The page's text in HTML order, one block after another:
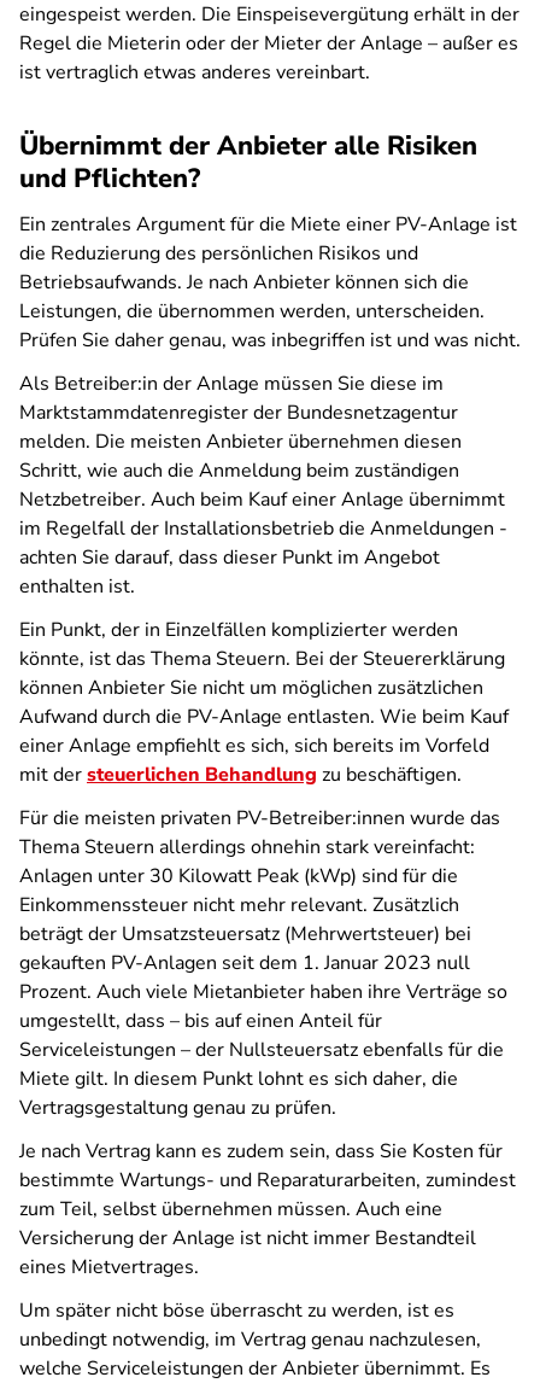
eingespeist werden. Die Einspeisevergütung erhält in der
Regel die Mieterin oder der Mieter der Anlage – außer es
ist vertraglich etwas anderes vereinbart.
Übernimmt der Anbieter alle Risiken
und Pflichten?
Ein zentrales Argument für die Miete einer PV-Anlage ist
die Reduzierung des persönlichen Risikos und
Betriebsaufwands. Je nach Anbieter können sich die
Leistungen, die übernommen werden, unterscheiden.
Prüfen Sie daher genau, was inbegriffen ist und was nicht.
Als Betreiber:in der Anlage müssen Sie diese im
Marktstammdatenregister der Bundesnetzagentur
melden. Die meisten Anbieter übernehmen diesen
Schritt, wie auch die Anmeldung beim zuständigen
Netzbetreiber. Auch beim Kauf einer Anlage übernimmt
im Regelfall der Installationsbetrieb die Anmeldungen -
achten Sie darauf, dass dieser Punkt im Angebot
enthalten ist.
Ein Punkt, der in Einzelfällen komplizierter werden
könnte, ist das Thema Steuern. Bei der Steuererklärung
können Anbieter Sie nicht um möglichen zusätzlichen
Aufwand durch die PV-Anlage entlasten. Wie beim Kauf
einer Anlage empfiehlt es sich, sich bereits im Vorfeld
mit dersteuerlichen Behandlung zu beschäftigen.
Für die meisten privaten PV-Betreiber:innen wurde das
Thema Steuern allerdings ohnehin stark vereinfacht:
Anlagen unter 30 Kilowatt Peak (kWp) sind für die
Einkommenssteuer nicht mehr relevant. Zusätzlich
beträgt der Umsatzsteuersatz (Mehrwertsteuer) bei
gekauften PV-Anlagen seit dem 1. Januar 2023 null
Prozent. Auch viele Mietanbieter haben ihre Verträge so
umgestellt, dass – bis auf einen Anteil für
Serviceleistungen – der Nullsteuersatz ebenfalls für die
Miete gilt. In diesem Punkt lohnt es sich daher, die
Vertragsgestaltung genau zu prüfen.
Je nach Vertrag kann es zudem sein, dass Sie Kosten für
bestimmte Wartungs- und Reparaturarbeiten, zumindest
zum Teil, selbst übernehmen müssen. Auch eine
Versicherung der Anlage ist nicht immer Bestandteil
eines Mietvertrages.
Um später nicht böse überrascht zu werden, ist es
unbedingt notwendig, im Vertrag genau nachzulesen,
welche Serviceleistungen der Anbieter übernimmt. Es